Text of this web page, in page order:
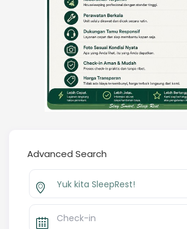
Advanced Search
Yuk kita SleepRest!